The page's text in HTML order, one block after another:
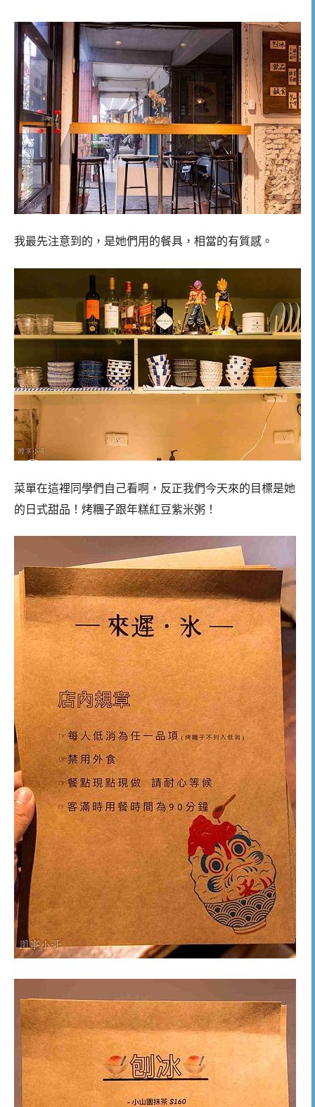
我最先注意到的，是她們用的餐具，相當的有質感。
菜單在這裡同學們自己看啊，反正我們今天來的目標是她
的日式甜品！烤糰子跟年糕紅豆紫米粥！